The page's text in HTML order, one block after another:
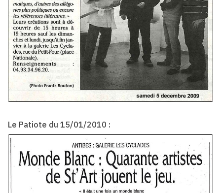
Le Patiote du 15/01/2010 :